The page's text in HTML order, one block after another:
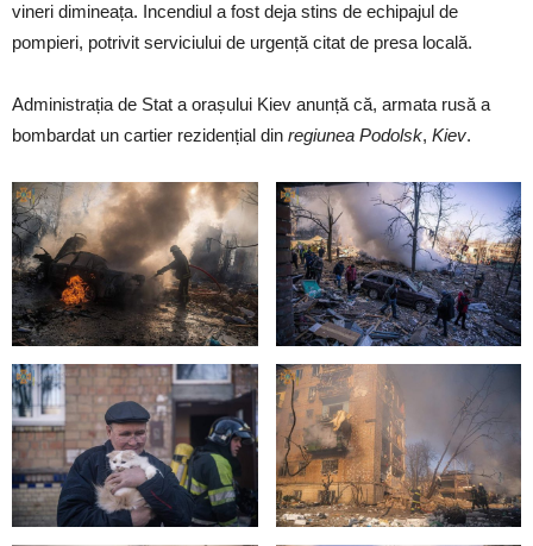
vineri dimineața. Incendiul a fost deja stins de echipajul de
pompieri, potrivit serviciului de urgență citat de presa locală.
Administrația de Stat a orașului Kiev anunță că, armata rusă a
bombardat un cartier rezidențial din regiunea Podolsk, Kiev.